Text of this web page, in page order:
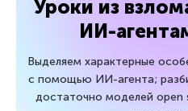
Уроки из
ИИ-
Выделяем характерные
с помощью ИИ-агента;
достаточно моделей open